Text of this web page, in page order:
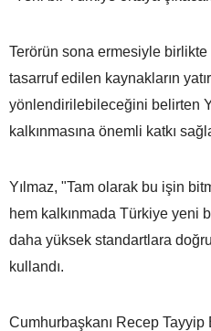
Terörün sona ermesiyle
tasarruf edilen kaynakların
yönlendirilebileceğini belirten
kalkınmasına önemli katkı
Yılmaz, "Tam olarak bu işin
hem kalkınmada Türkiye yeni
daha yüksek standartlara
kullandı.
Cumhurbaşkanı Recep